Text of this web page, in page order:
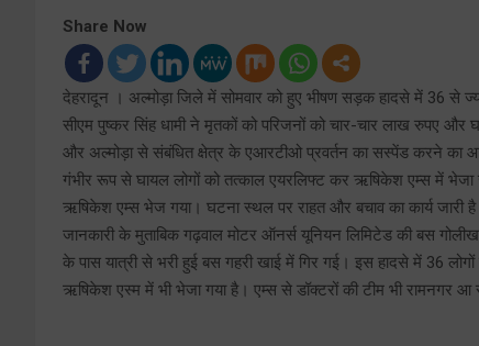
Share Now
देहरादून । अल्मोड़ा जिले में सोमवार को हुए भीषण सड़क हादसे में 36 से
सीएम पुष्कर सिंह धामी ने मृतकों को परिजनों को चार-चार लाख रुपए
और अल्मोड़ा से संबंधित क्षेत्र के एआरटीओ प्रवर्तन का सस्पेंड करने का
गंभीर रूप से घायल लोगों को तत्काल एयरलिफ्ट कर ऋषिकेश एम्स में भेजा
ऋषिकेश एम्स भेज गया। घटना स्थल पर राहत और बचाव का कार्य जारी
जानकारी के मुताबिक गढ़वाल मोटर ऑनर्स यूनियन लिमिटेड की बस
के पास यात्री से भरी हुई बस गहरी खाई में गिर गई। इस हादसे में 36
ऋषिकेश एस्म में भी भेजा गया है। एम्स से डॉक्टरों की टीम भी रामनगर आ